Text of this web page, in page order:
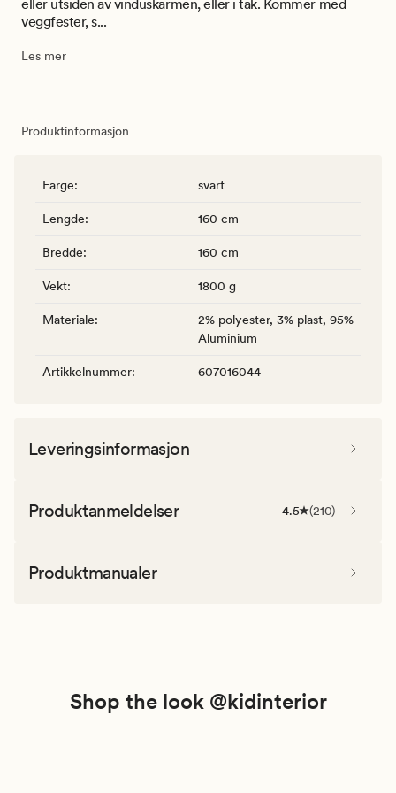
eller utsiden av vinduskarmen, eller i tak. Kommer med
veggfester, s...
Les mer
Produktinformasjon
Farge: svart
Lengde: 160 cm
Bredde: 160 cm
Vekt: 1800 g
Materiale:
2% polyester, 3% plast, 95%
Aluminium
Artikkelnummer: 607016044
Leveringsinformasjon
Produktanmeldelser 4.5 (210)
Produktmanualer
Shop the look @kidinterior